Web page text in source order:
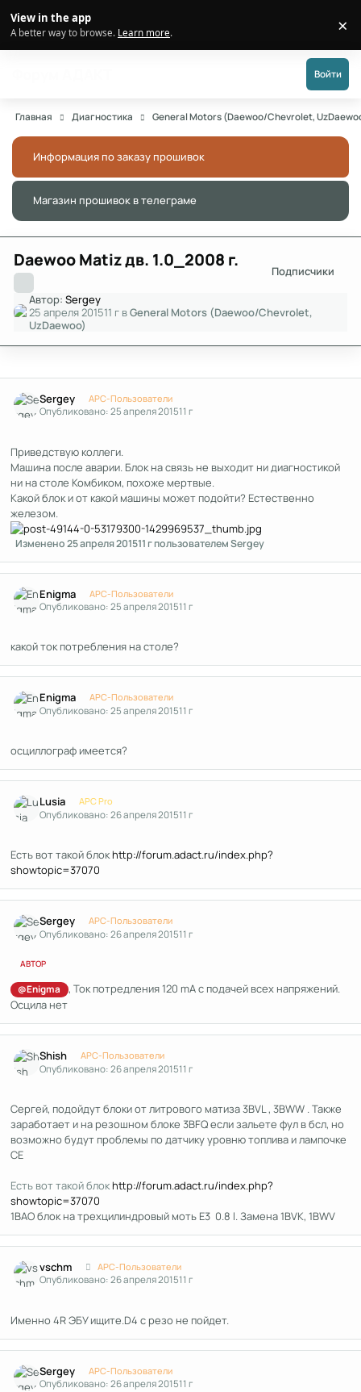
View in the app
A better way to browse. Learn more. ×
Войти
Главная Диагностика General Motors (Daewoo/Chevrolet,
Информация по заказу прошивок
Магазин прошивок в телеграме
Daewoo Matiz дв. 1.0_2008 г.
Подписчики
Автор:Sergey
25 апреля 201511 г вGeneral Motors (Daewoo/Chevrolet,
UzDaewoo)
Sergey APC-Пользователи
Опубликовано:25 апреля 201511 г
Приведствую коллеги.
Машина после аварии. Блок на связь не выходит ни диагностикой
ни на столе Комбиком, похоже мертвые.
Какой блок и от какой машины может подойти? Естественно
железом.
Изменено25 апреля 201511 гпользователем Sergey
Enigma APC-Пользователи
Опубликовано:25 апреля 201511 г
какой ток потребления на столе?
Enigma APC-Пользователи
Опубликовано:25 апреля 201511 г
осциллограф имеется?
Lusia APC Pro
Опубликовано:26 апреля 201511 г
Есть вот такой блокhttp://forum.adact.ru/index.php?
showtopic=37070
Sergey APC-Пользователи
Опубликовано:26 апреля 201511 г
АВТОР
@Enigma
, Ток потредления 120 mA с подачей всех напряжений.
Осцила нет
Shish APC-Пользователи
Опубликовано:26 апреля 201511 г
Сергей, подойдут блоки от литрового матиза 3BVL , 3BWW . Также
заработает и на резошном блоке 3BFQ если зальете фул в бсл, но
возможно будут проблемы по датчику уровню топлива и лампочке
CE
Есть вот такой блокhttp://forum.adact.ru/index.php?
showtopic=37070
1BAO блок на трехцилиндровый моть Е3 0.8 l. Замена 1BVK, 1BWV
vschm APC-Пользователи
Опубликовано:26 апреля 201511 г
Именно 4R ЭБУ ищите.D4 с резо не пойдет.
Sergey APC-Пользователи
Опубликовано:26 апреля 201511 г